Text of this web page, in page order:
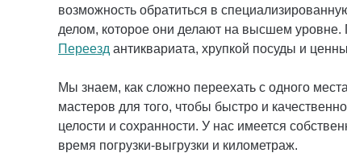
возможность обратиться в
делом, которое они делают на высшем уровне.
Переезд антиквариата, хрупкой посуды и
Мы знаем, как сложно переехать с одного
мастеров для того, чтобы быстро и
целости и сохранности. У нас имеется
время погрузки-выгрузки и километраж.